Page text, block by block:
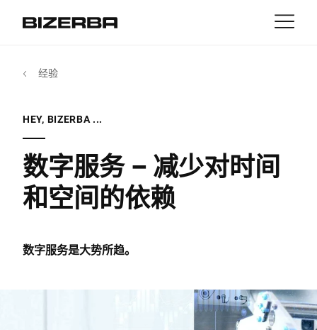
行业
经验
服务与支持
MyBizerba
美国
亚洲
HEY, BIZERBA ...
数字服务 – 减少对时间
和空间的依赖
数字服务是大势所趋。
经验